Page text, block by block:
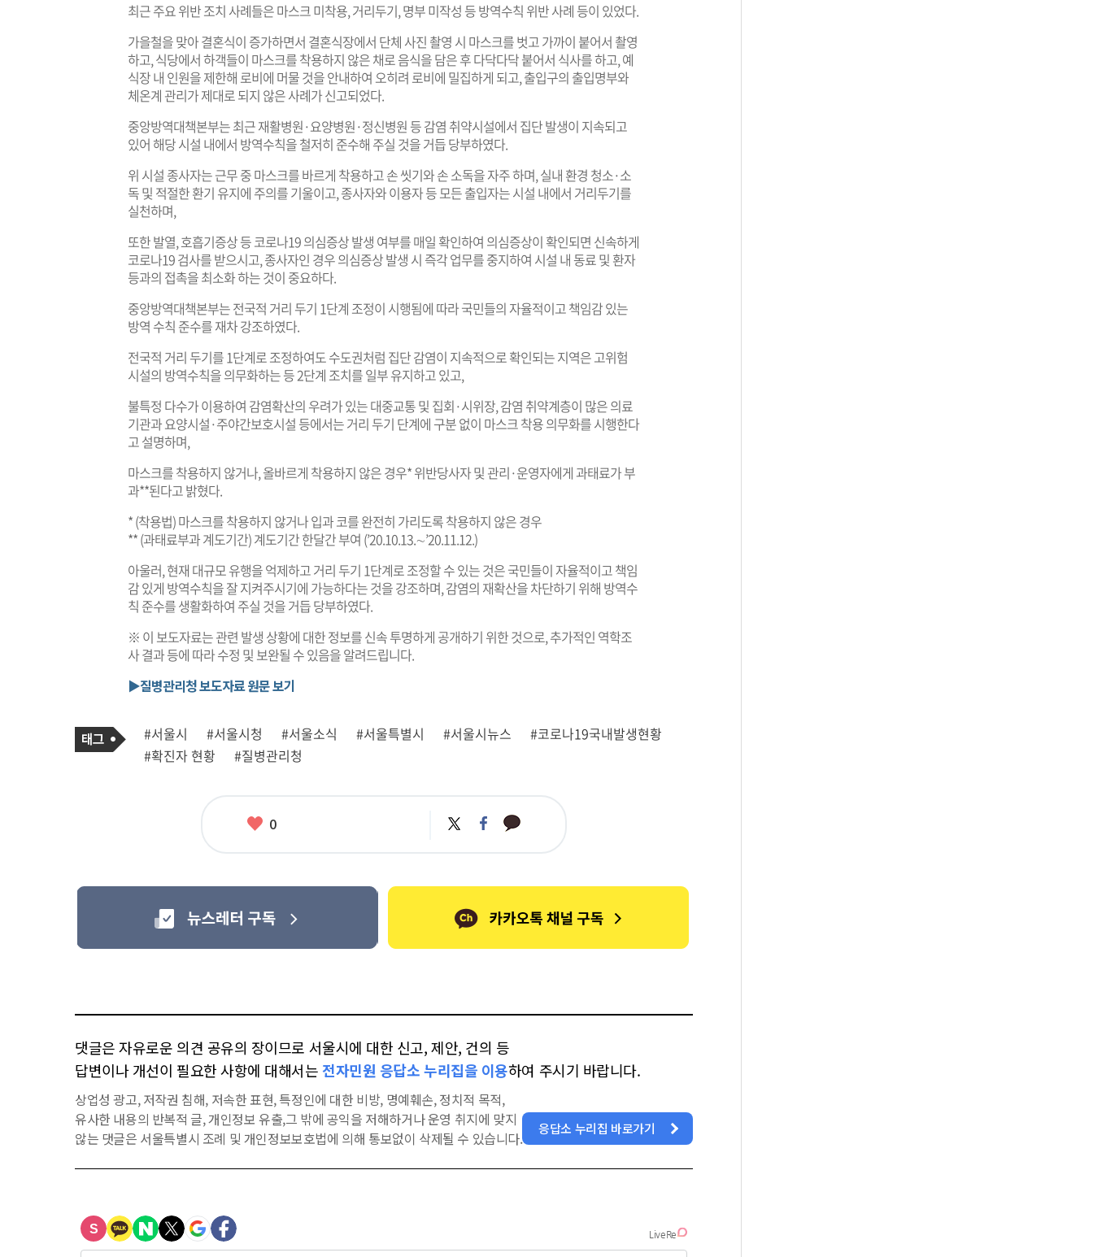
최근 주요 위반 조치 사례들은 마스크 미착용, 거리두기, 명부 미작성 등 방역수칙 위반 사례 등이 있었다.
가을철을 맞아 결혼식이 증가하면서 결혼식장에서 단체 사진 촬영 시 마스크를 벗고 가까이 붙어서 촬영
하고, 식당에서 하객들이 마스크를 착용하지 않은 채로 음식을 담은 후 다닥다닥 붙어서 식사를 하고, 예
식장 내 인원을 제한해 로비에 머물 것을 안내하여 오히려 로비에 밀집하게 되고, 출입구의 출입명부와
체온계 관리가 제대로 되지 않은 사례가 신고되었다.
중앙방역대책본부는 최근 재활병원·요양병원·정신병원 등 감염 취약시설에서 집단 발생이 지속되고
있어 해당 시설 내에서 방역수칙을 철저히 준수해 주실 것을 거듭 당부하였다.
위 시설 종사자는 근무 중 마스크를 바르게 착용하고 손 씻기와 손 소독을 자주 하며, 실내 환경 청소·소
독 및 적절한 환기 유지에 주의를 기울이고, 종사자와 이용자 등 모든 출입자는 시설 내에서 거리두기를
실천하며,
또한 발열, 호흡기증상 등 코로나19 의심증상 발생 여부를 매일 확인하여 의심증상이 확인되면 신속하게
코로나19 검사를 받으시고, 종사자인 경우 의심증상 발생 시 즉각 업무를 중지하여 시설 내 동료 및 환자
등과의 접촉을 최소화 하는 것이 중요하다.
중앙방역대책본부는 전국적 거리 두기 1단계 조정이 시행됨에 따라 국민들의 자율적이고 책임감 있는
방역 수칙 준수를 재차 강조하였다.
전국적 거리 두기를 1단계로 조정하여도 수도권처럼 집단 감염이 지속적으로 확인되는 지역은 고위험
시설의 방역수칙을 의무화하는 등 2단계 조치를 일부 유지하고 있고,
불특정 다수가 이용하여 감염확산의 우려가 있는 대중교통 및 집회·시위장, 감염 취약계층이 많은 의료
기관과 요양시설·주야간보호시설 등에서는 거리 두기 단계에 구분 없이 마스크 착용 의무화를 시행한다
고 설명하며,
마스크를 착용하지 않거나, 올바르게 착용하지 않은 경우* 위반당사자 및 관리·운영자에게 과태료가 부
과**된다고 밝혔다.
* (착용법) 마스크를 착용하지 않거나 입과 코를 완전히 가리도록 착용하지 않은 경우
** (과태료부과 계도기간) 계도기간 한달간 부여 (’20.10.13.∼’20.11.12.)
아울러, 현재 대규모 유행을 억제하고 거리 두기 1단계로 조정할 수 있는 것은 국민들이 자율적이고 책임
감 있게 방역수칙을 잘 지켜주시기에 가능하다는 것을 강조하며, 감염의 재확산을 차단하기 위해 방역수
칙 준수를 생활화하여 주실 것을 거듭 당부하였다.
※ 이 보도자료는 관련 발생 상황에 대한 정보를 신속 투명하게 공개하기 위한 것으로, 추가적인 역학조
사 결과 등에 따라 수정 및 보완될 수 있음을 알려드립니다.
▶질병관리청 보도자료 원문 보기
사
관
련
태
그
#서울시 #서울시청 #서울소식 #서울특별시 #서울시뉴스
#코로나19국내발생현황
#확진자 현황
#질병관리청
좋
0 트
위
페
이
카
카
댓글은 자유로운 의견 공유의 장이므로 서울시에 대한 신고, 제안, 건의 등
답변이나 개선이 필요한 사항에 대해서는 전자민원 응답소 누리집을 이용하여 주시기 바랍니다.
상업성 광고, 저작권 침해, 저속한 표현, 특정인에 대한 비방, 명예훼손, 정치적 목적,
유사한 내용의 반복적 글, 개인정보 유출,그 밖에 공익을 저해하거나 운영 취지에 맞지
않는 댓글은 서울특별시 조례 및 개인정보보호법에 의해 통보없이 삭제될 수 있습니다.
응답소 누리집 바로가기